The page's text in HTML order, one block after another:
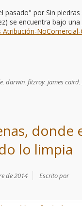
pasado" por Sin
se encuentra bajo una
Atribución-
, darwin, fitzroy, james caird,
donde
lo limpia
de 2014
Escrito por